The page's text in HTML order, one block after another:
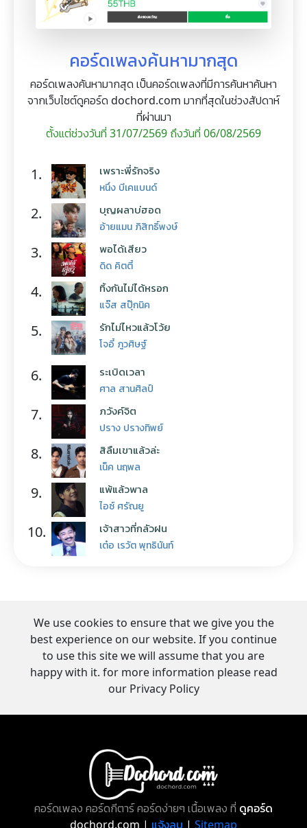
คอร์ดเพลงค้นหามากสุด
คอร์ดเพลงค้นหามากสุด เป็นคอร์ดเพลงที่มีการค้นหาค้นหา
จากเว็บไซต์ดูคอร์ด dochord.com มากที่สุดในช่วงสัปดาห์
ที่ผ่านมา
ตั้งแต่ช่วงวันที่ 31/07/2569 ถึงวันที่ 06/08/2569
1. เพราะพี่รักจริง
หนึ่ง บีเคแบนด์
2. บุญผลาบ่ฮอด
อ้ายแมน ภิสิทธิ์พงษ์
3. พอได้เสียว
ดิด คิตตี้
4. ทิ้งกันไม่ได้หรอก
แจ๊ส สปุ๊กนิค
5. รักไม่ไหวแล้วโว้ย
โจอี้ ภูวศิษฐ์
6. ระเบิดเวลา
ศาล สานศิลป์
7. ภวังค์จิต
ปราง ปรางทิพย์
8. สิลืมเขาแล้วล่ะ
เน็ค นฤพล
9. แพ้แล้วพาล
ไอซ์ ศรัณยู
10. เจ้าสาวที่กลัวฝน
เต๋อ เรวัต พุทธินันท์
We use cookies to ensure that we give you the
best experience on our website. If you continue
to use this site we will assume that you are
happy with it. for more information please read
our Privacy Policy
คอร์ดเพลง คอร์ดกีตาร์ คอร์ดง่ายๆ เนื้อเพลง ที่ ดูคอร์ด
dochord.com | แจ้งลบ | Sitemap